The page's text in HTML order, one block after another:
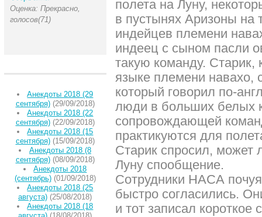
Оценка: Прекрасно,
голосов(71)
Анекдоты 2018 (29
сентября)(29/09/2018)
Анекдоты 2018 (22
сентября)(22/09/2018)
Анекдоты 2018 (15
сентября)(15/09/2018)
Анекдоты 2018 (8
сентября)(08/09/2018)
Анекдоты 2018
(сентябрь)(01/09/2018)
Анекдоты 2018 (25
августа) (25/08/2018)
Анекдоты 2018 (18
полета на Луну,
в пустынях Аризоны на
индейцев племени
индеец с сыном пасли
такую команду. Старик,
языке племени навахо,
который говорил по-
люди в больших белых
сопровождающей
практикуются для
Старик спросил, может
Луну спообщение.
Сотрудники НАСА
быстро согласились.
и тот записал